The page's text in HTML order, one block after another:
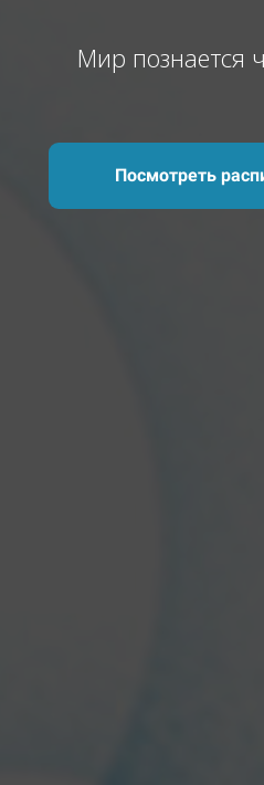
Мир познается
Посмотреть